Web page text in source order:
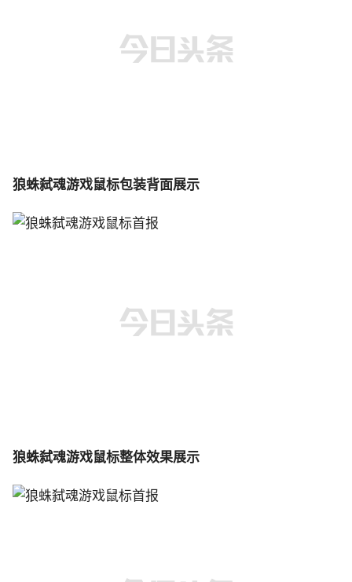
狼蛛弑魂游戏鼠标包装背面展示
狼蛛弑魂游戏鼠标整体效果展示